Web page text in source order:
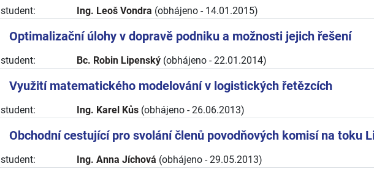
student: Ing. Leoš Vondra (obhájeno - 14.01.2015)
Optimalizační úlohy v dopravě podniku a možnosti jejich řešení
student: Bc. Robin Lipenský(obhájeno - 22.01.2014)
Využití matematického modelování v logistických řetězcích
student: Ing. Karel Kůs(obhájeno - 26.06.2013)
Obchodní cestující pro svolání členů povodňových komisí na toku
student: Ing. Anna Jíchová (obhájeno - 29.05.2013)